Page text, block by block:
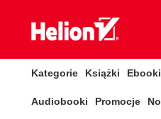
Kategorie Książki Ebooki
Audiobooki Promocje